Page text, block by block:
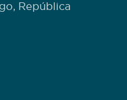
República